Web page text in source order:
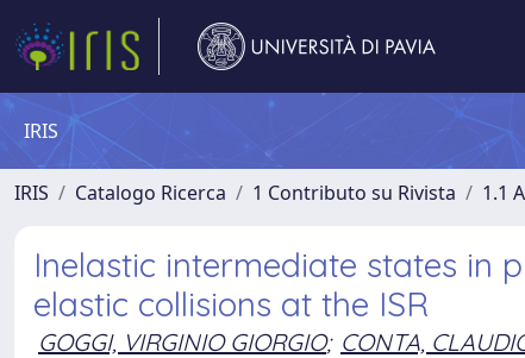
IRIS
IRIS Catalogo Ricerca 1 Contributo su Rivista 1.1
Inelastic intermediate states in
elastic collisions at the ISR
GOGGI, VIRGINIO GIORGIO; CONTA,